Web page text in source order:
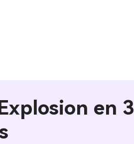
en 3